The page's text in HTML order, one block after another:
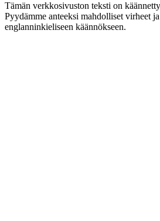
Tämän verkkosivuston teksti on
Pyydämme anteeksi mahdolliset virheet
englanninkieliseen käännökseen.